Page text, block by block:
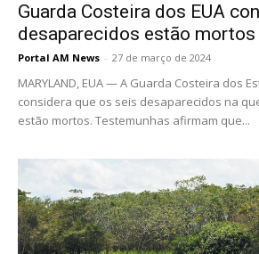
Guarda Costeira dos EUA
desaparecidos estão mortos
Portal AM News - 27 de março de 2024
MARYLAND, EUA — A Guarda Costeira dos
considera que os seis desaparecidos na
estão mortos. Testemunhas afirmam que...